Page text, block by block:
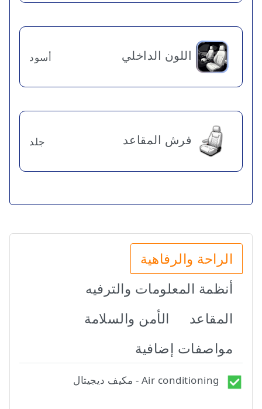
اللون الداخلي أسود
فرش المقاعد جلد
الراحة والرفاهية
أنظمة المعلومات والترفيه
المقاعد
الأمن والسلامة
مواصفات إضافية
Air conditioning - مكيف ديجيتال